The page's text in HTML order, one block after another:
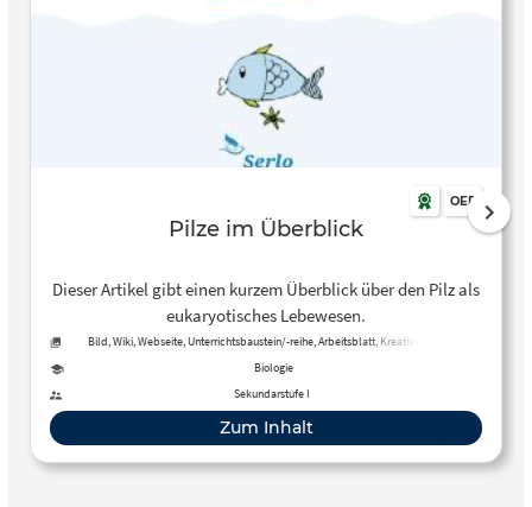
OER
Pilze im Überblick
Dieser Artikel gibt einen kurzem Überblick über den Pilz als
eukaryotisches Lebewesen.
Bild, Wiki, Webseite, Unterrichtsbaustein/-reihe, Arbeitsblatt, Kreative, offene
Biologie
Sekundarstufe I
Zum Inhalt